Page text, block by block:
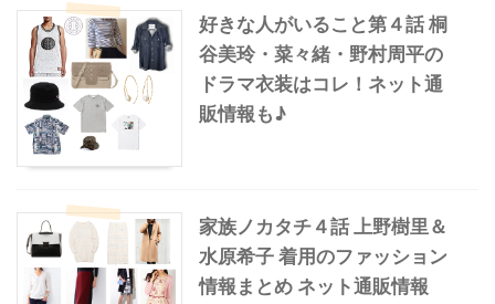
好きな人がいること第４話 桐
谷美玲・菜々緒・野村周平の
ドラマ衣装はコレ！ネット通
販情報も♪
家族ノカタチ４話 上野樹里＆
水原希子 着用のファッション
情報まとめ ネット通販情報